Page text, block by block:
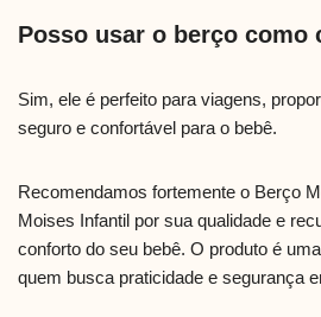
Posso usar o berço como
Sim, ele é perfeito para viagens,
seguro e confortável para o bebê.
Recomendamos fortemente o Berço
Moises Infantil por sua qualidade e
conforto do seu bebê. O produto é
quem busca praticidade e segurança